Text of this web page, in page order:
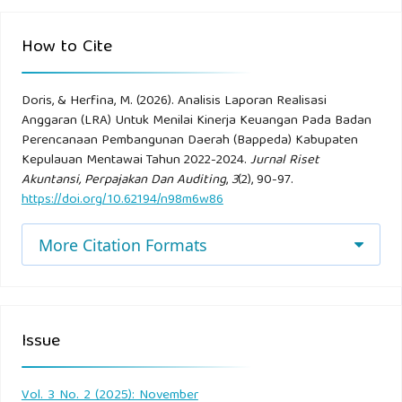
How to Cite
Doris, & Herfina, M. (2026). Analisis Laporan Realisasi
Anggaran (LRA) Untuk Menilai Kinerja Keuangan Pada Badan
Perencanaan Pembangunan Daerah (Bappeda) Kabupaten
Kepulauan Mentawai Tahun 2022-2024.Jurnal Riset
Akuntansi, Perpajakan Dan Auditing,3(2), 90-97.
https://doi.org/10.62194/n98m6w86
More Citation Formats
Issue
Vol. 3 No. 2 (2025): November